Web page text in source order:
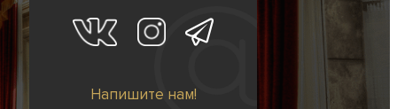
Напишите нам!